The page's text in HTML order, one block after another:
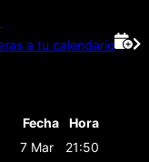
a tu calendario
Fecha
Hora
7 Mar
21:50